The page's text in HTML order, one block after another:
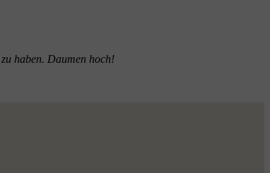
haben. Daumen hoch!